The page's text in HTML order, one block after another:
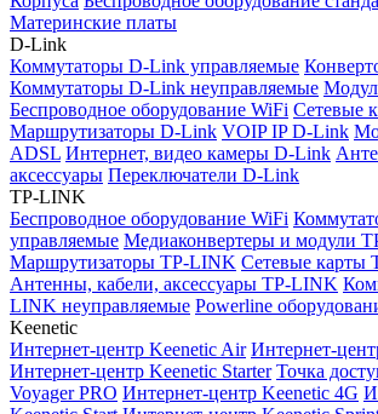
Материнские платы
D-Link
Коммутаторы D-Link управляемые
Коммутаторы D-Link неуправляемые
Беспроводное оборудование WiFi Сетевые
Маршрутизаторы D-Link VOIP IP D-Link
ADSL Интернет, видео камеры D-Link
аксессуары Переключатели D-Link
TP-LINK
Беспроводное оборудование WiFi
управляемые Медиаконвертеры и модули
Маршрутизаторы TP-LINK Сетевые карты
Антенны, кабели, аксессуары TP-LINK
LINK неуправляемые Powerline
Keenetic
Интернет-центр Keenetic Air Интернет-
Интернет-центр Keenetic Starter Точка
Voyager PRO Интернет-центр Keenetic 4G